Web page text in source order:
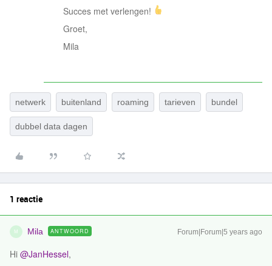
Succes met verlengen!
Groet,
Mila
netwerk buitenland roaming tarieven bundel
dubbel data dagen
1 reactie
M Mila ANTWOORD Forum|Forum|5 years ago
Hi @JanHessel,